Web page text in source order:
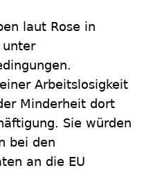
laut Rose in
unter
Arbeitslosigkeit
Minderheit dort
Sie würden
bei den
an die EU